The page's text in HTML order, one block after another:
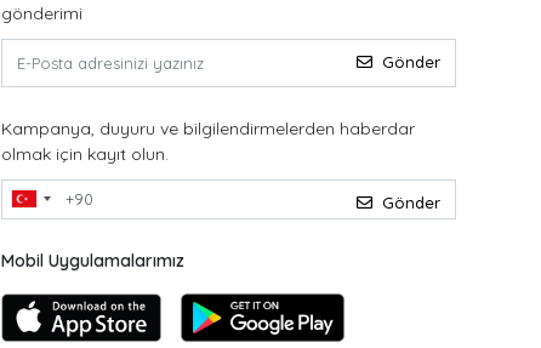
gönderimi
Gönder
Kampanya, duyuru ve bilgilendirmelerden haberdar
olmak için kayıt olun.
Gönder
Mobil Uygulamalarımız